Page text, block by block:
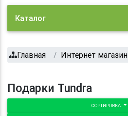
Каталог
Главная Интернет магазин
Подарки Tundra
СОРТИРОВКА: